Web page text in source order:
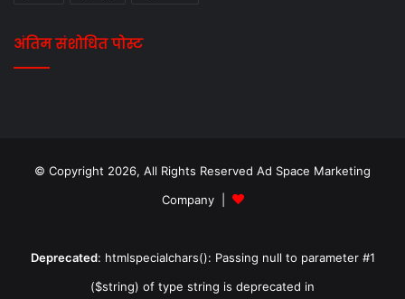
अंतिम संशोधित पोस्ट
© Copyright 2026, All Rights Reserved Ad Space Marketing
Company |
Deprecated: htmlspecialchars(): Passing null to parameter #1
($string) of type string is deprecated in